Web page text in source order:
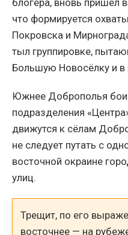
блогера, вновь пришёл
что формируется
Покровска и
тыл группировке,
Большую Новосёлку и в
Южнее Доброполья
подразделения
движутся к сёлам
не следует путать с
восточной окраине
улиц.
Трещит, по его
восточнее — на